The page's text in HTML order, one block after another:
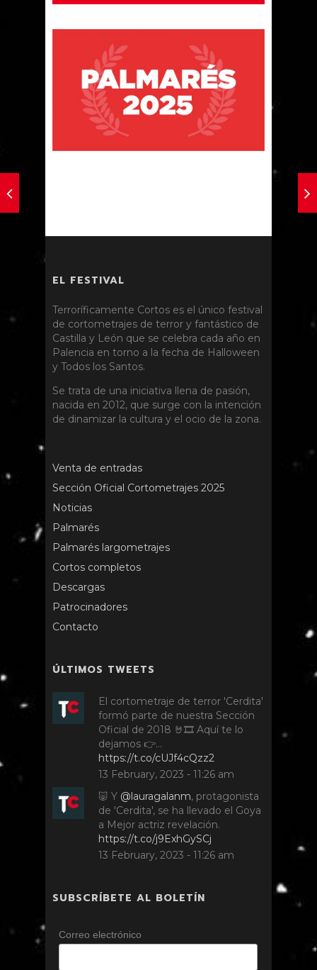
EL FESTIVAL
Terroríficamente Cortos es el único festival
de cortometrajes de terror y fantástico de
Castilla y León que se celebra cada año en
Palencia en torno a la fecha de Halloween
y Todos los Santos.
Se trata de una iniciativa llena de pasión,
nacida en 2012, que surge con la intención
de dinamizar la cultura y el ocio de la zona.
Venta de entradas
Sección Oficial Cortometrajes 2025
Noticias
Palmarés
Palmarés largometrajes
Cortos completos
Descargas
Patrocinadores
Contacto
ÚLTIMOS TWEETS
El cortometraje de terror 'Cerdita'
formó parte de nuestra Sección
Oficial de 2018 🤘🎞️ Aquí te lo
dejamos 👉…
https://t.co/cUJf4cQzz2
13 February, 2023 - 11:26 am
🐷 Y @lauragalanm, protagonista
de 'Cerdita', se ha llevado el Goya
a Mejor actriz revelación.
https://t.co/j9ExhGySCj
13 February, 2023 - 11:26 am
SUBSCRÍBETE AL BOLETÍN
Correo electrónico